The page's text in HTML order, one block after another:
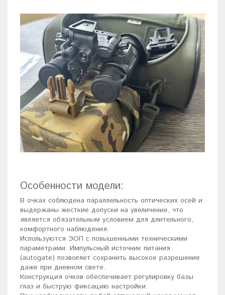
Особенности модели:
В очках соблюдена параллельность оптических осей и
выдержаны жесткие допуски на увеличение, что
является обязательным условием для длительного,
комфортного наблюдения.
Используются ЭОП с повышенными техническими
параметрами. Импульсный источник питания
(аutоgаtе) позволяет сохранить высокое разрешение
даже при дневном свете.
Конструкция очков обеспечивает регулировку базы
глаз и быструю фиксацию настройки.